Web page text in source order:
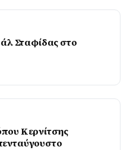
Σταφίδας στο
Κερνίτσης